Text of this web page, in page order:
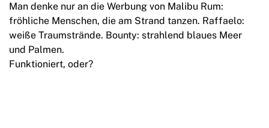
Man denke nur an die Werbung von Malibu Rum:
fröhliche Menschen, die am Strand tanzen. Raffaelo:
weiße Traumstrände. Bounty: strahlend blaues Meer
und Palmen.
Funktioniert, oder?